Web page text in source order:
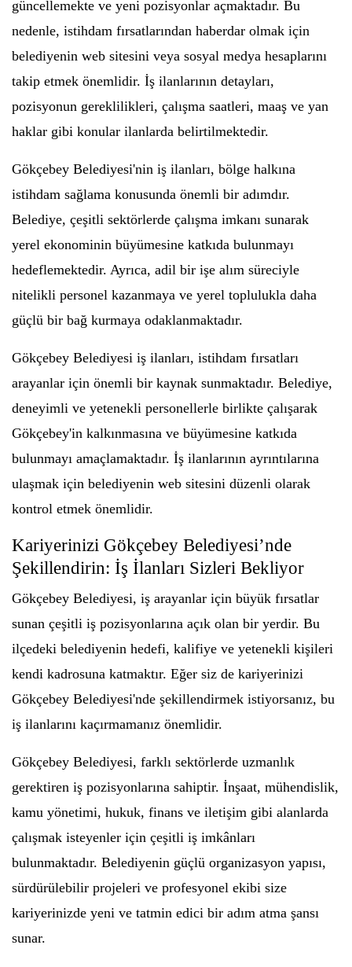
güncellemekte ve yeni pozisyonlar açmaktadır. Bu
nedenle, istihdam fırsatlarından haberdar olmak için
belediyenin web sitesini veya sosyal medya hesaplarını
takip etmek önemlidir. İş ilanlarının detayları,
pozisyonun gereklilikleri, çalışma saatleri, maaş ve yan
haklar gibi konular ilanlarda belirtilmektedir.
Gökçebey Belediyesi'nin iş ilanları, bölge halkına
istihdam sağlama konusunda önemli bir adımdır.
Belediye, çeşitli sektörlerde çalışma imkanı sunarak
yerel ekonominin büyümesine katkıda bulunmayı
hedeflemektedir. Ayrıca, adil bir işe alım süreciyle
nitelikli personel kazanmaya ve yerel toplulukla daha
güçlü bir bağ kurmaya odaklanmaktadır.
Gökçebey Belediyesi iş ilanları, istihdam fırsatları
arayanlar için önemli bir kaynak sunmaktadır. Belediye,
deneyimli ve yetenekli personellerle birlikte çalışarak
Gökçebey'in kalkınmasına ve büyümesine katkıda
bulunmayı amaçlamaktadır. İş ilanlarının ayrıntılarına
ulaşmak için belediyenin web sitesini düzenli olarak
kontrol etmek önemlidir.
Kariyerinizi Gökçebey Belediyesi’nde
Şekillendirin: İş İlanları Sizleri Bekliyor
Gökçebey Belediyesi, iş arayanlar için büyük fırsatlar
sunan çeşitli iş pozisyonlarına açık olan bir yerdir. Bu
ilçedeki belediyenin hedefi, kalifiye ve yetenekli kişileri
kendi kadrosuna katmaktır. Eğer siz de kariyerinizi
Gökçebey Belediyesi'nde şekillendirmek istiyorsanız, bu
iş ilanlarını kaçırmamanız önemlidir.
Gökçebey Belediyesi, farklı sektörlerde uzmanlık
gerektiren iş pozisyonlarına sahiptir. İnşaat, mühendislik,
kamu yönetimi, hukuk, finans ve iletişim gibi alanlarda
çalışmak isteyenler için çeşitli iş imkânları
bulunmaktadır. Belediyenin güçlü organizasyon yapısı,
sürdürülebilir projeleri ve profesyonel ekibi size
kariyerinizde yeni ve tatmin edici bir adım atma şansı
sunar.